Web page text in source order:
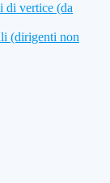
di vertice (da
(dirigenti non